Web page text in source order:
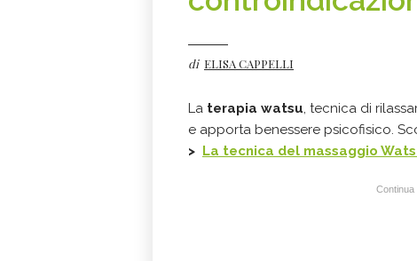
di ELISA CAPPELLI
La terapia watsu, tecnica di
e apporta benessere psicofisico.
> La tecnica del massaggio
Continua